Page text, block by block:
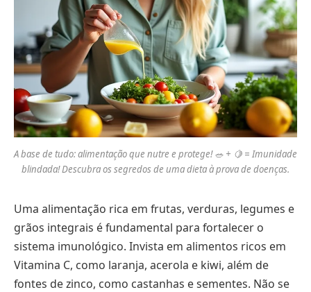
A base de tudo: alimentação que nutre e protege! 🥗 + 🍋 = Imunidade
blindada! Descubra os segredos de uma dieta à prova de doenças.
Uma alimentação rica em frutas, verduras, legumes e
grãos integrais é fundamental para fortalecer o
sistema imunológico. Invista em alimentos ricos em
Vitamina C, como laranja, acerola e kiwi, além de
fontes de zinco, como castanhas e sementes. Não se